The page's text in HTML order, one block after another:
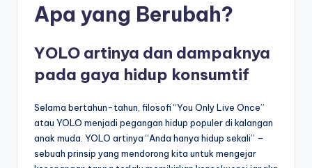
Apa yang Berubah?
YOLO artinya dan dampaknya
pada gaya hidup konsumtif
Selama bertahun-tahun, filosofi “You Only Live Once”
atau YOLO menjadi pegangan hidup populer di kalangan
anak muda. YOLO artinya “Anda hanya hidup sekali” –
sebuah prinsip yang mendorong kita untuk mengejar